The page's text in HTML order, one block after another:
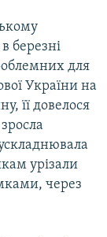
березні
для
України на
її довелося
урізали
через